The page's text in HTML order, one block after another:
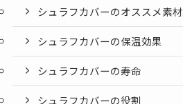
シュラフカバーのオススメ素材
シュラフカバーの保温効果
シュラフカバーの寿命
シュラフカバーの役割